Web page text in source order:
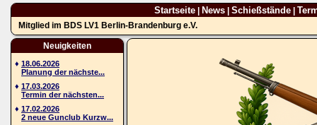
Startseite| News| Schießstände|
Mitglied im BDS LV1 Berlin-Brandenburg e.V.
Neuigkeiten
♦ 18.06.2026
Planung der nächste...
♦ 17.03.2026
Termin der nächsten...
♦ 17.02.2026
2 neue Gunclub Kurzw...